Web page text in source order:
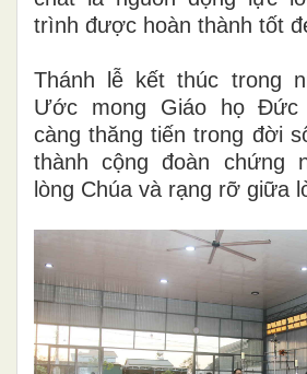
trình được hoàn thành tốt
Thánh lễ kết thúc trong
Ước mong Giáo họ Đức
càng thăng tiến trong đời
thành cộng đoàn chứng
lòng Chúa và rạng rỡ giữa